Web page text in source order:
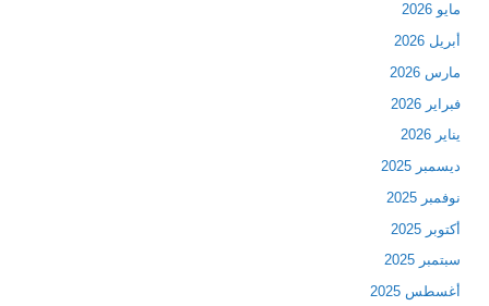
مايو 2026
أبريل 2026
مارس 2026
فبراير 2026
يناير 2026
ديسمبر 2025
نوفمبر 2025
أكتوبر 2025
سبتمبر 2025
أغسطس 2025